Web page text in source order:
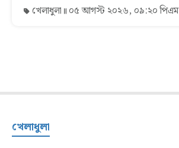
খেলাধুলা ০৫ আগস্ট ২০২৬, ০৯:২০ পিএম
খেলাধুলা